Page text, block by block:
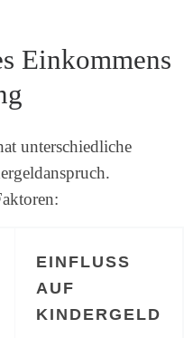
Einkommens
unterschiedliche
EINFLUSS
AUF
KINDERGELD